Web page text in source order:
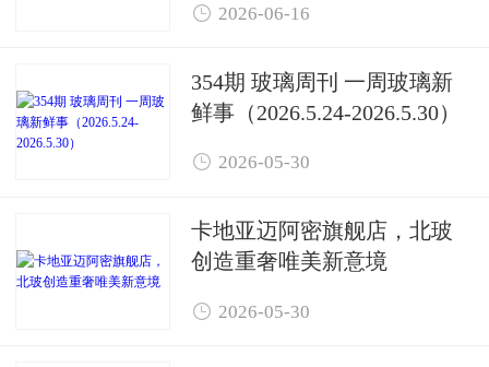
 2026-06-16
354期 玻璃周刊 一周玻璃新
鲜事（2026.5.24-2026.5.30）
 2026-05-30
卡地亚迈阿密旗舰店，北玻
创造重奢唯美新意境
 2026-05-30